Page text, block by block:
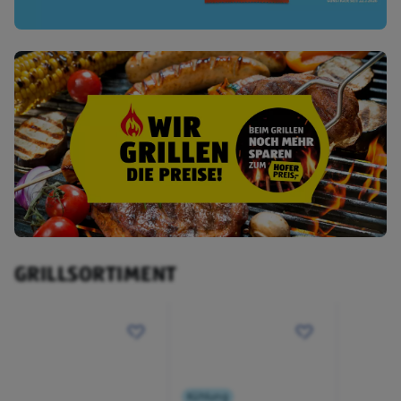
GRILLSORTIMENT
Kühlung